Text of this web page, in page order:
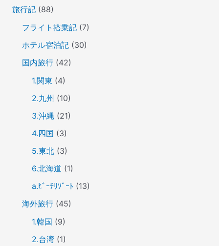
旅行記(88)
フライト搭乗記(7)
ホテル宿泊記(30)
国内旅行(42)
1.関東 (4)
2.九州 (10)
3.沖縄(21)
4.四国 (3)
5.東北(3)
6.北海道 (1)
a.ﾋﾞｰﾁﾘｿﾞｰﾄ (13)
海外旅行(45)
1.韓国 (9)
2.台湾(1)